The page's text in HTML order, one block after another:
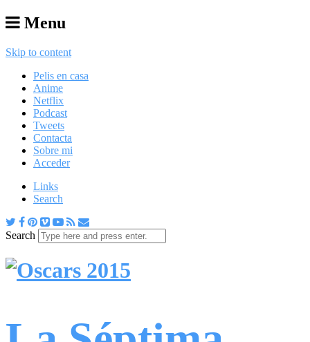
Menu
Skip to content
Pelis en casa
Anime
Netflix
Podcast
Tweets
Contacta
Sobre mi
Acceder
Links
Search
Search